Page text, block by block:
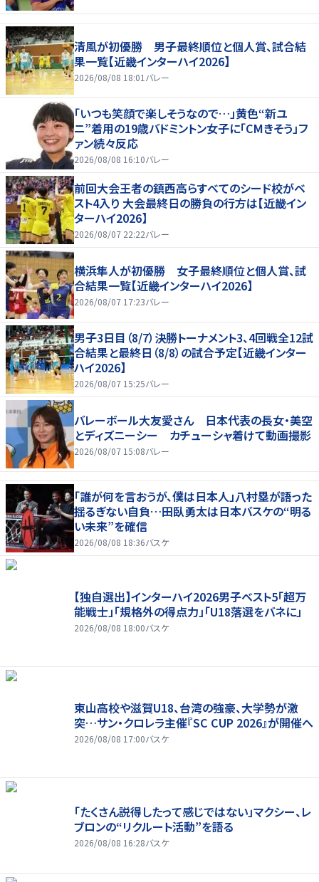
清風が初優勝 男子最終順位と個人賞、試合結
果一覧【近畿インターハイ2026】
2026/08/08 18:01 バレー
「いつも笑顔で楽しそうなので…」黄色“新ユ
ニ”着用の19歳バドミントン女子に「CMきそう」フ
ァン続々反応
2026/08/08 16:10バレー
前回大会王者の鎮西高らすべてのシード校がベ
スト4入り 大会最終日の勝負の行方は【近畿イン
ターハイ2026】
2026/08/07 22:22バレー
横浜隼人が初優勝 女子最終順位と個人賞、試
合結果一覧【近畿インターハイ2026】
2026/08/07 17:23バレー
男子3日目（8/7）決勝トーナメント3、4回戦全12試
合結果と最終日（8/8）の試合予定【近畿インター
ハイ2026】
2026/08/07 15:25バレー
バレーボール大友愛さん 日本代表の長女・美空
とディズニーシー カチューシャ着けて動画撮影
2026/08/07 15:08バレー
「誰が何を言おうが、僕は日本人」八村塁が語った
揺るぎない自負…田臥勇太は日本バスケの“明る
い未来”を確信
2026/08/08 18:36バスケ
【独自選出】インターハイ2026男子ベスト5「超万
能戦士」「規格外の得点力」「U18落選をバネに」
2026/08/08 18:00バスケ
東山高校や滋賀U18、台湾の強豪、大学勢が激
突…サン・クロレラ主催『SC CUP 2026』が開催へ
2026/08/08 17:00バスケ
「たくさん説得したって感じではない」マクシー、レ
ブロンの“リクルート活動”を語る
2026/08/08 16:28バスケ